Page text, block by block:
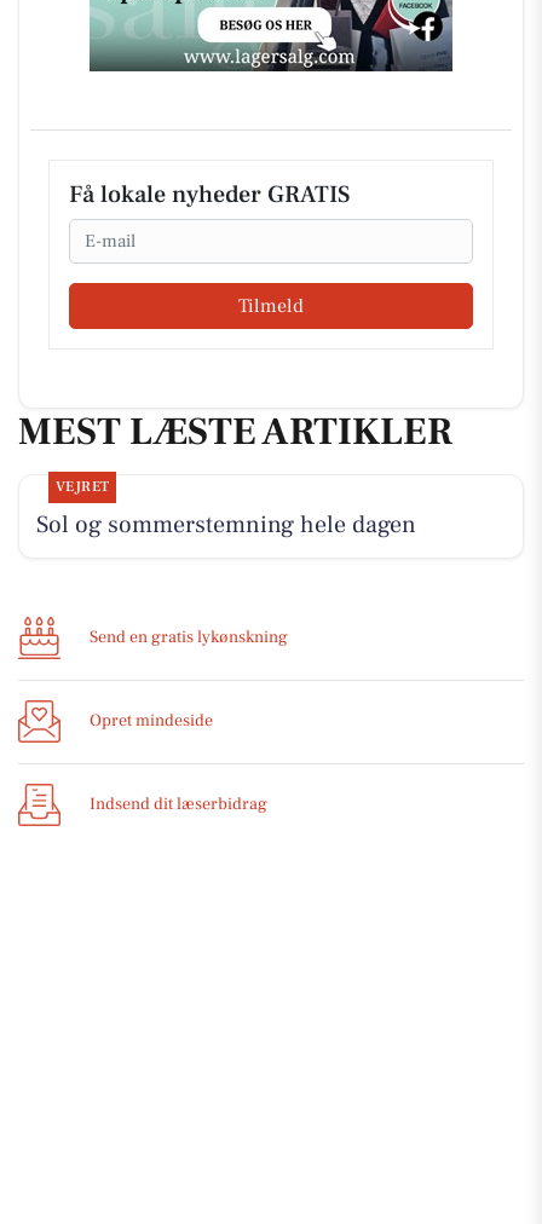
Få lokale nyheder GRATIS
Email
Tilmeld
MEST LÆSTE ARTIKLER
VEJRET
Sol og sommerstemning hele dagen
Send en gratis lykønskning
Opret mindeside
Indsend dit læserbidrag